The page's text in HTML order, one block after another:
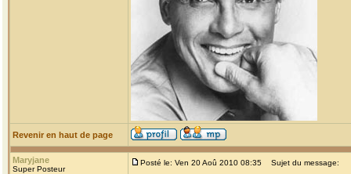
Revenir en haut de page
Maryjane
Super Posteur
Posté le: Ven 20 Aoû 2010 08:35 Sujet du message: